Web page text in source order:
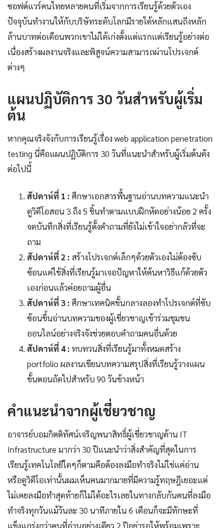
ซอฟต์แวร์คนไทยหลายคนที่เริ่มจากการเรียนรู้ด้วยตัวเอง
ปัจจุบันทำงานให้กับบริษัทระดับโลกมีรายได้หลักแสนถึงหลัก
ล้านบาทต่อเดือนพวกเขาไม่ได้เก่งตั้งแต่แรกแต่เรียนรู้อย่างต่อ
เนื่องสร้างผลงานจริงและพิสูจน์ความสามารถผ่านโปรเจกต์
ต่างๆ
แผนปฏิบัติการ 30 วันสำหรับผู้เริ่ม
ต้น
หากคุณจริงจังกับการเรียนรู้เรื่อง web application penetration
testing นี่คือแผนปฏิบัติการ 30 วันที่แนะนำสำหรับผู้เริ่มต้นดัง
ต่อไปนี้
สัปดาห์ที่ 1 : ศึกษาเอกสารพื้นฐานอ่านบทความแนะนำ
ดูวิดีโอสอน 3 ถึง 5 ชิ้นทำตามแบบฝึกหัดอย่างน้อย 2 ครั้ง
จดบันทึกสิ่งที่เรียนรู้ตั้งคำถามที่ยังไม่เข้าใจอย่ากลัวที่จะ
ถาม
สัปดาห์ที่ 2 : สร้างโปรเจกต์เล็กๆด้วยตัวเองไม่ต้องซับ
ซ้อนแค่ใช้สิ่งที่เรียนรู้มาเจอปัญหาให้ค้นหาวิธีแก้ด้วยตัว
เองก่อนแล้วค่อยถามผู้อื่น
สัปดาห์ที่ 3 : ศึกษาเทคนิคขั้นกลางลองทำโปรเจกต์ที่ซับ
ซ้อนขึ้นอ่านบทความของผู้เชี่ยวชาญเข้าร่วมชุมชน
ออนไลน์อย่างจริงจังช่วยตอบคำถามคนอื่นด้วย
สัปดาห์ที่ 4 : ทบทวนสิ่งที่เรียนรู้มาทั้งหมดสร้าง
portfolio ผลงานเขียนบทความสรุปสิ่งที่เรียนรู้วางแผน
ขั้นตอนถัดไปสำหรับ 90 วันข้างหน้า
คำแนะนำจากผู้เชี่ยวชาญ
อาจารย์บอมกิตติทัศน์เจริญพนาสิทธิ์ผู้เชี่ยวชาญด้าน IT
Infrastructure มากว่า 30 ปีแนะนำว่าสิ่งสำคัญที่สุดในการ
เรียนรู้เทคโนโลยีใดๆก็ตามคือต้องลงมือทำจริงไม่ใช่แค่อ่าน
หรือดูวิดีโอเท่านั้นผมเห็นคนมากมายที่มีความรู้ทฤษฎีเยอะแต่
ไม่เคยลงมือทำสุดท้ายก็ไม่ได้อะไรเลยในทางกลับกันคนที่ลงมือ
ทำจริงทุกวันแม้วันละ 30 นาทีภายใน 6 เดือนก็จะมีทักษะที่
แข็งแกร่งกว่าคนที่อ่านอย่างเดียว 2 ปีอย่ารอให้พร้อมเพราะ